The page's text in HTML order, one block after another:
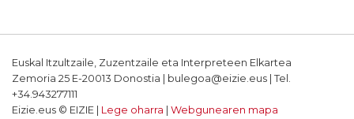
Euskal Itzultzaile, Zuzentzaile eta Interpreteen Elkartea
Zemoria 25 E-20013 Donostia | bulegoa@eizie.eus | Tel.
+34.943277111
Eizie.eus © EIZIE | Lege oharra Webgunearen mapa